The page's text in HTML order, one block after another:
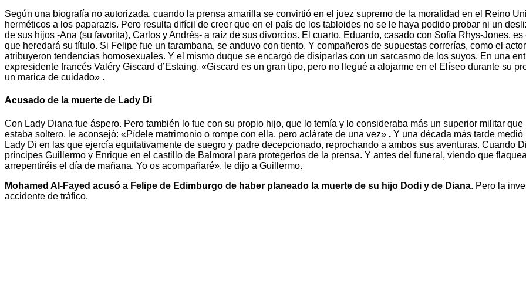
Según una biografía no autorizada, cuando la prensa amarilla se convirtió en el juez supremo de la moralidad en el Reino
herméticos a los paparazis. Pero resulta difícil de creer que en el país de los tabloides no se le haya podido probar ni un
de sus hijos -Ana (su favorita), Carlos y Andrés- a raíz de sus divorcios. El cuarto, Eduardo, casado con Sofía Rhys-Jones,
que heredará su título. Si Felipe fue un tarambana, se anduvo con tiento. Y compañeros de supuestas correrías, como el
atribuyeron tendencias homosexuales. Y el mismo duque se encargó de disiparlas con un sarcasmo de los suyos. En una
expresidente francés Valéry Giscard d’Estaing. «Giscard es un gran tipo, pero no llegué a alojarme en el Elíseo durante su
un marica de cuidado» .
Acusado de la muerte de Lady Di
Con Lady Diana fue áspero. Pero también lo fue con su propio hijo, que lo temía y lo consideraba más un superior militar
estaba soltero, le aconsejó: «Pídele matrimonio o rompe con ella, pero aclárate de una vez» . Y una década más tarde
Lady Di en las que ejercía equitativamente de suegro y padre decepcionado, reprochando a ambos sus aventuras. Cuando
príncipes Guillermo y Enrique en el castillo de Balmoral para protegerlos de la prensa. Y antes del funeral, viendo que
arrepentiréis el día de mañana. Yo os acompañaré», le dijo a Guillermo.
Mohamed Al-Fayed acusó a Felipe de Edimburgo de haber planeado la muerte de su hijo Dodi y de Diana. Pero la
accidente de tráfico.